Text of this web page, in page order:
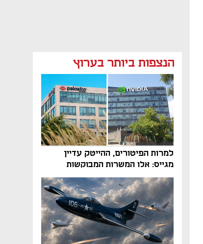
הנצפות ביותר בערוץ
למרות הפיטורים, ההייטק עדיין
מגייס: אלו המשרות המבוקשות
והטיפים שיביאו אתכם לשם